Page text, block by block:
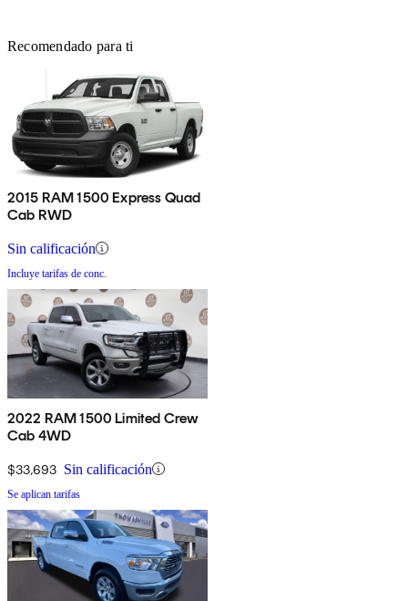
Recomendado para ti
2015 RAM 1500 Express Quad
Cab RWD
Sin calificación
Incluye tarifas de conc.
2022 RAM 1500 Limited Crew
Cab 4WD
$33,693 Sin calificación
Se aplican tarifas